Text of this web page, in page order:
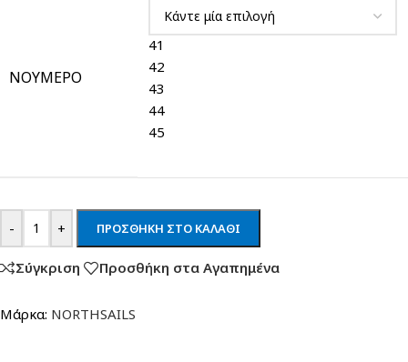
ΝΟΎΜΕΡΟ
41
42
43
44
45
- + ΠΡΟΣΘΉΚΗ ΣΤΟ ΚΑΛΆΘΙ
Σύγκριση Προσθήκη στα Αγαπημένα
Μάρκα: NORTHSAILS